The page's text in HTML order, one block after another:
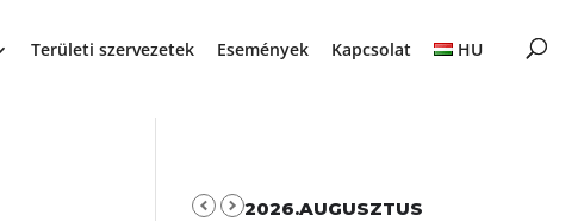
Területi szervezetek Események Kapcsolat HU
2026.AUGUSZTUS